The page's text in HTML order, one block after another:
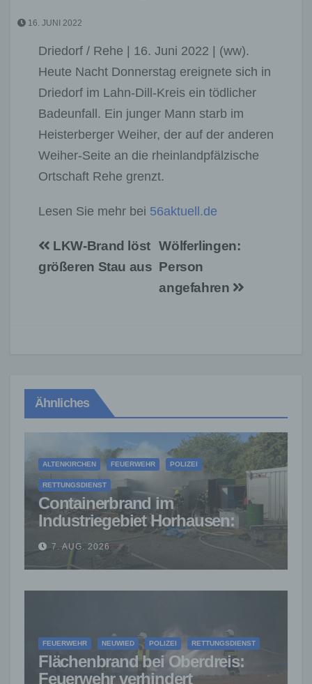
16. JUNI 2022
Driedorf / Rehe | 16. Juni 2022 | (ww).
Heute Nacht Donnerstag ereignete sich in
Driedorf im Lahn-Dill-Kreis ein tödlicher
Badeunfall. Ein junger Mann starb im
Heisterberger Weiher, der auf der anderen
Weiher-Seite an die rheinlandpfälzische
Ortschaft Rehe grenzt.
Lesen Sie mehr bei 56aktuell.de
Beitragsnavigation
Wölferlingen:
Person
angefahren
LKW-Brand löst
größeren Stau aus
Ähnliches
ALTENKIRCHEN FEUERWEHR POLIZEI
RETTUNGSDIENST
Containerbrand im
Industriegebiet Horhausen:
Feuerwehr verhindert weitere
Ausbreitung
7. AUG. 2026
FEUERWEHR NEUWIED POLIZEI RETTUNGSDIENST
Flächenbrand bei Oberdreis:
Feuerwehr verhindert